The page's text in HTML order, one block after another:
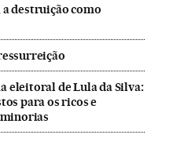
destruição como
eleitoral de Lula da Silva:
para os ricos e